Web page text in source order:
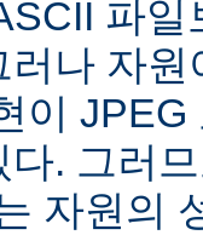
파
러나 자
이
다. 그러
자원의